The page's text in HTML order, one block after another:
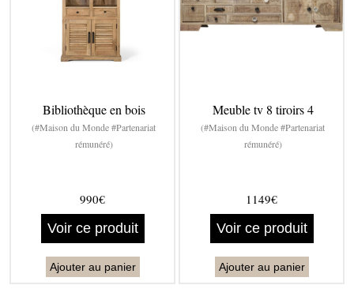
Bibliothèque en bois
(#Maison du Monde #Partenariat
rémunéré)
990€
Voir ce produit
Ajouter au panier
Meuble tv 8 tiroirs 4
(#Maison du Monde #Partenariat
rémunéré)
1149€
Voir ce produit
Ajouter au panier